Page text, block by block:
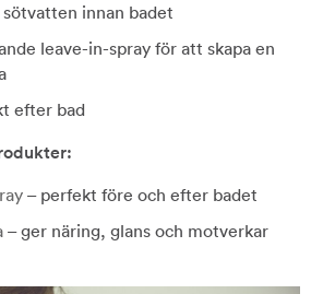
innan badet
leave-in-spray för att skapa en
efter bad
– perfekt före och efter badet
– ger näring, glans och motverkar